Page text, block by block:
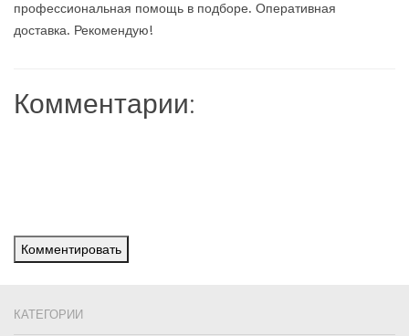
профессиональная помощь в подборе. Оперативная
доставка. Рекомендую!
Комментарии:
Комментировать
КАТЕГОРИИ